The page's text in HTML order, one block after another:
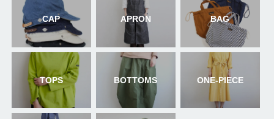
CAP APRON BAG
TOPS BOTTOMS ONE-PIECE